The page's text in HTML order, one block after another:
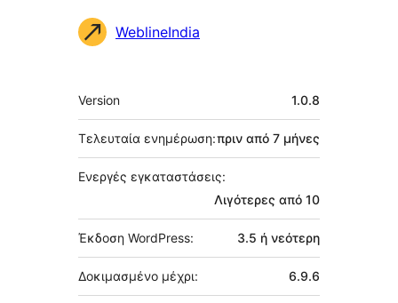
Συντελεστές
WeblineIndia
Μεταστοιχεία
Version 1.0.8
Τελευταία ενημέρωση:πριν από 7 μήνες
Ενεργές εγκαταστάσεις:
Λιγότερες από 10
Έκδοση WordPress: 3.5 ή νεότερη
Δοκιμασμένο μέχρι: 6.9.6